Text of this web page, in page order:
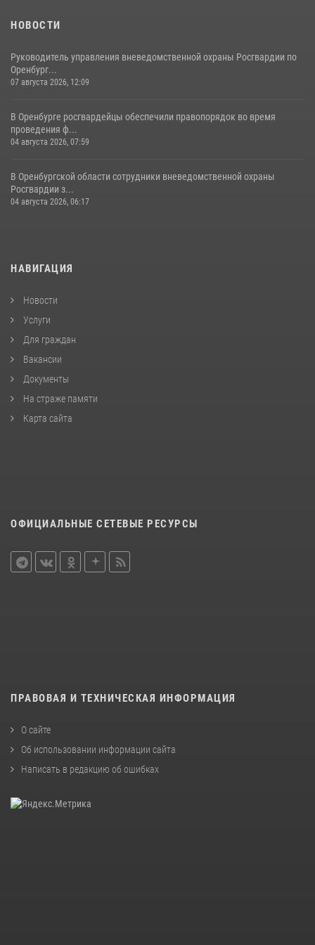
НОВОСТИ
Руководитель управления вневедомственной охраны Росгвардии по
Оренбург...
07 августа 2026, 12:09
В Оренбурге росгвардейцы обеспечили правопорядок во время
проведения ф...
04 августа 2026, 07:59
В Оренбургской области сотрудники вневедомственной охраны
Росгвардии з...
04 августа 2026, 06:17
НАВИГАЦИЯ
Новости
Услуги
Для граждан
Вакансии
Документы
На страже памяти
Карта сайта
ОФИЦИАЛЬНЫЕ СЕТЕВЫЕ РЕСУРСЫ
ПРАВОВАЯ И ТЕХНИЧЕСКАЯ ИНФОРМАЦИЯ
О сайте
Об использовании информации сайта
Написать в редакцию об ошибках